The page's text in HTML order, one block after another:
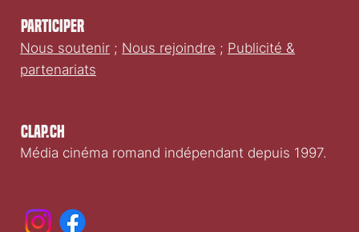
Clap.ch
Média cinéma romand indépendant depuis 1997.
Participer
Nous soutenir ; Nous rejoindre ; Publicité &
partenariats